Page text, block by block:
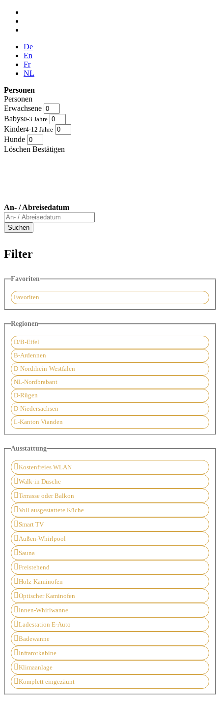
De
En
Fr
NL
Personen
Personen
Erwachsene
Babys0-3 Jahre
Kinder4-12 Jahre
Hunde
Löschen Bestätigen
An- / Abreisedatum
Filter
Favoriten
Favoriten
Regionen
D/B-Eifel
B-Ardennen
D-Nordrhein-Westfalen
NL-Nordbrabant
D-Rügen
D-Niedersachsen
L-Kanton Vianden
Ausstattung
Kostenfreies WLAN
Walk-in Dusche
Terrasse oder Balkon
Voll ausgestattete Küche
Smart TV
Außen-Whirlpool
Sauna
Freistehend
Holz-Kaminofen
Optischer Kaminofen
Innen-Whirlwanne
Ladestation E-Auto
Badewanne
Infrarotkabine
Klimaanlage
Komplett eingezäunt